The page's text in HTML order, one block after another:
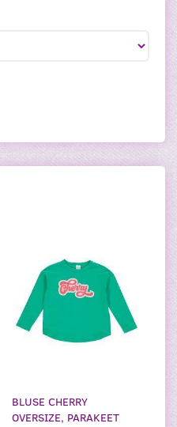
BLUSE CHERRY
OVERSIZE, PARAKEET